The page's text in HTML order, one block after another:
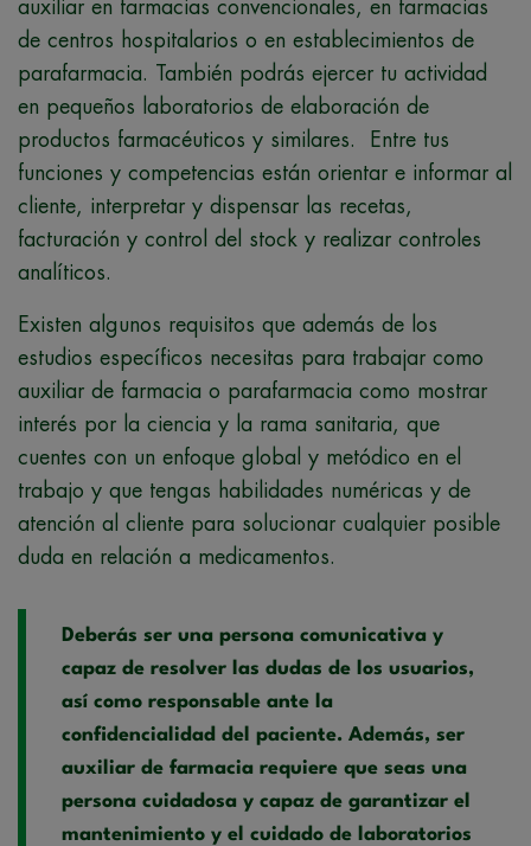
auxiliar en farmacias convencionales, en farmacias
de centros hospitalarios o en establecimientos de
parafarmacia. También podrás ejercer tu actividad
en pequeños laboratorios de elaboración de
productos farmacéuticos y similares. Entre tus
funciones y competencias están orientar e informar al
cliente, interpretar y dispensar las recetas,
facturación y control del stock y realizar controles
analíticos.
Existen algunos requisitos que además de los
estudios específicos necesitas para trabajar como
auxiliar de farmacia o parafarmacia como mostrar
interés por la ciencia y la rama sanitaria, que
cuentes con un enfoque global y metódico en el
trabajo y que tengas habilidades numéricas y de
atención al cliente para solucionar cualquier posible
duda en relación a medicamentos.
Deberás ser una persona comunicativa y
capaz de resolver las dudas de los usuarios,
así como responsable ante la
confidencialidad del paciente. Además, ser
auxiliar de farmacia requiere que seas una
persona cuidadosa y capaz de garantizar el
mantenimiento y el cuidado de laboratorios